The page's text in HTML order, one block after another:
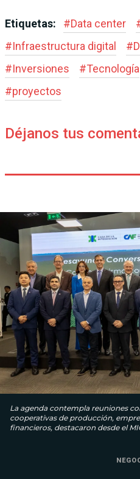
Etiquetas: #Data center
#Infraestructura digital #
#Inversiones #Tecnología
#proyectos
Déjanos tus
La agenda contempla reuniones
cooperativas de producción,
financieros, destacaron desde el